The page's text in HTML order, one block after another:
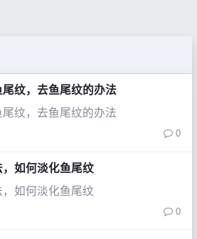
纹，去鱼尾纹的办法
纹，去鱼尾纹的办法
0
如何淡化鱼尾纹
如何淡化鱼尾纹
0